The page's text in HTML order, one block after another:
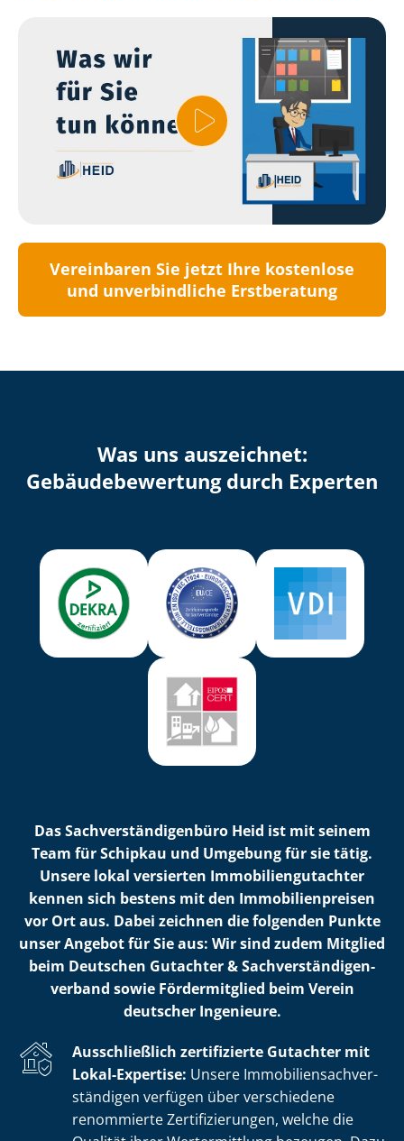
Vereinbaren Sie jetzt Ihre kostenlose
und unverbindliche Erstberatung
Was uns auszeichnet:
Ge­bäu­de­be­wer­tung durch Experten
Das Sach­ver­stän­di­gen­bü­ro Heid ist mit seinem
Team für Schipkau und Umgebung für sie tätig.
Unsere lokal versierten Im­mo­bi­li­en­gut­ach­ter
kennen sich bestens mit den Im­mo­bi­li­en­prei­sen
vor Ort aus. Dabei zeichnen die folgenden Punkte
unser Angebot für Sie aus: Wir sind zudem Mitglied
beim Deutschen Gutachter & Sach­ver­stän­di­gen­
ver­band sowie Fördermitglied beim Verein
deutscher Ingenieure.
Ausschließlich zertifizierte Gutachter mit
Lokal-Expertise: Unsere Im­mo­bi­li­en­sach­ver­
stän­di­gen verfügen über verschiedene
renommierte Zer­ti­fi­zie­run­gen, welche die